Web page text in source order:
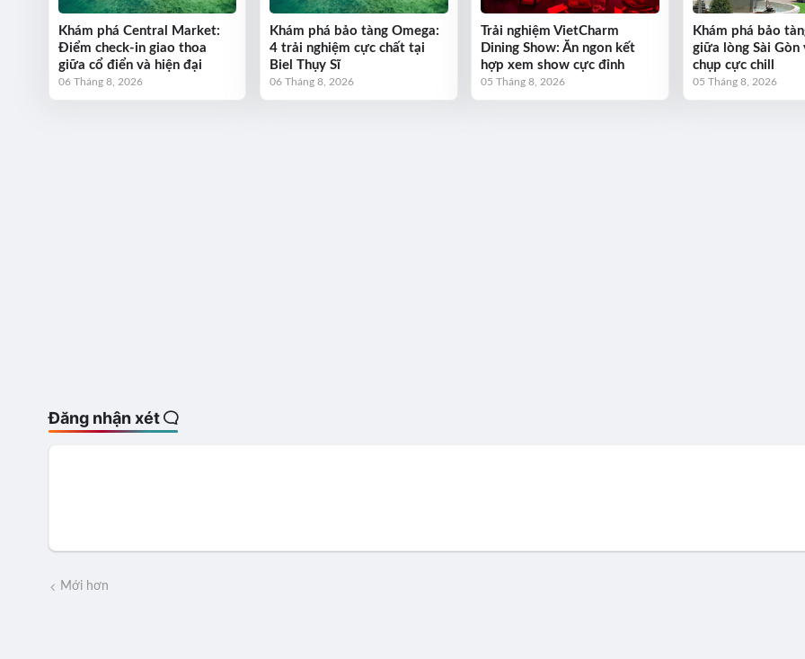
Khám phá Central Market:
Điểm check-in giao thoa
giữa cổ điển và hiện đại
06 Tháng 8, 2026
Khám phá bảo tàng Omega:
4 trải nghiệm cực chất tại
Biel Thụy Sĩ
06 Tháng 8, 2026
Trải nghiệm VietCharm
Dining Show: Ăn ngon kết
hợp xem show cực đỉnh
05 Tháng 8, 2026
Khám phá bảo
giữa lòng Sài Gòn
chụp cực chill
05 Tháng 8, 2026
Đăng nhận xét
Mới hơn